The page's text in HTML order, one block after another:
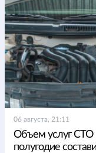
06 августа, 21:11
Объем услуг СТО
полугодие